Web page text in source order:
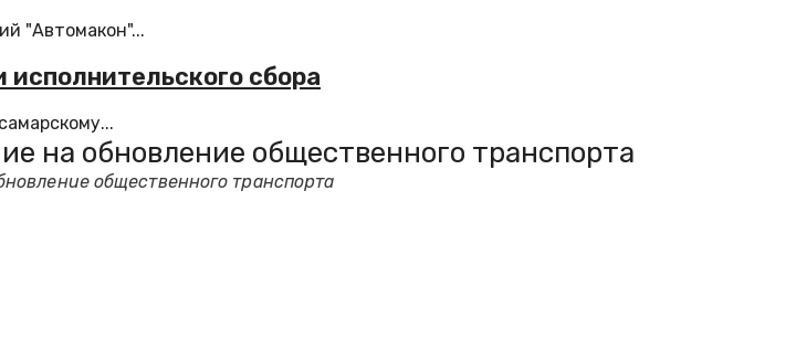
"Автомакон"...
сбора
на обновление общественного транспорта
общественного транспорта